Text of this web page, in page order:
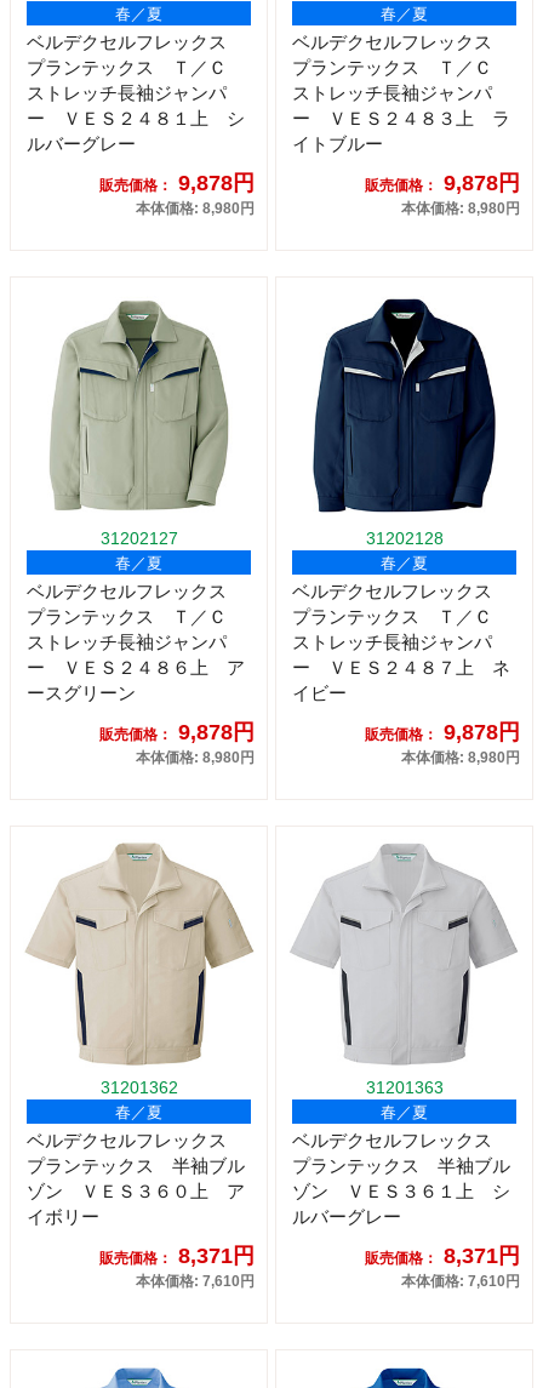
春／夏
ベルデクセルフレックス
プランテックス Ｔ／Ｃ
ストレッチ長袖ジャンパ
ー ＶＥＳ２４８１上 シ
ルバーグレー
販売価格： 9,878円
本体価格: 8,980円
春／夏
ベルデクセルフレックス
プランテックス Ｔ／Ｃ
ストレッチ長袖ジャンパ
ー ＶＥＳ２４８３上 ラ
イトブルー
販売価格： 9,878円
本体価格: 8,980円
31202127
春／夏
ベルデクセルフレックス
プランテックス Ｔ／Ｃ
ストレッチ長袖ジャンパ
ー ＶＥＳ２４８６上 ア
ースグリーン
販売価格： 9,878円
本体価格: 8,980円
31202128
春／夏
ベルデクセルフレックス
プランテックス Ｔ／Ｃ
ストレッチ長袖ジャンパ
ー ＶＥＳ２４８７上 ネ
イビー
販売価格： 9,878円
本体価格: 8,980円
31201362
春／夏
ベルデクセルフレックス
プランテックス 半袖ブル
ゾン ＶＥＳ３６０上 ア
イボリー
販売価格： 8,371円
本体価格: 7,610円
31201363
春／夏
ベルデクセルフレックス
プランテックス 半袖ブル
ゾン ＶＥＳ３６１上 シ
ルバーグレー
販売価格： 8,371円
本体価格: 7,610円